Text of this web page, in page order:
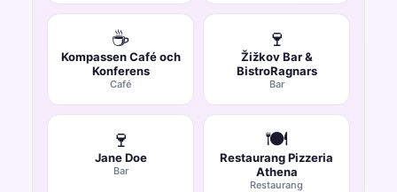
☕
Kompassen Café och
Konferens
Café
🍷
Žižkov Bar &
BistroRagnars
Bar
🍷
Jane Doe
Bar
🍽️
Restaurang Pizzeria
Athena
Restaurang